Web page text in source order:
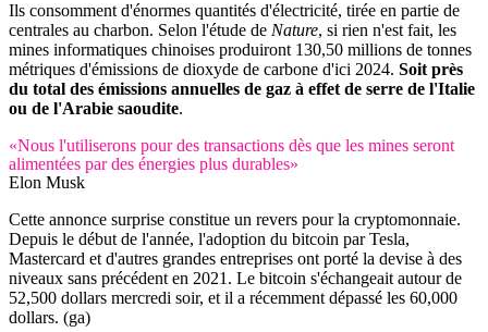
Ils consomment d'énormes quantités d'électricité, tirée en partie de
centrales au charbon. Selon l'étude de Nature, si rien n'est fait, les
mines informatiques chinoises produiront 130,50 millions de tonnes
métriques d'émissions de dioxyde de carbone d'ici 2024. Soit près
du total des émissions annuelles de gaz à effet de serre de l'Italie
ou de l'Arabie saoudite.
«Nous l'utiliserons pour des transactions dès que les mines seront
alimentées par des énergies plus durables»
Elon Musk
Cette annonce surprise constitue un revers pour la cryptomonnaie.
Depuis le début de l'année, l'adoption du bitcoin par Tesla,
Mastercard et d'autres grandes entreprises ont porté la devise à des
niveaux sans précédent en 2021. Le bitcoin s'échangeait autour de
52,500 dollars mercredi soir, et il a récemment dépassé les 60,000
dollars. (ga)